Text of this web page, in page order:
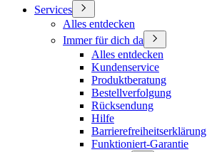
Services
Alles entdecken
Immer für dich da
Alles entdecken
Kundenservice
Produktberatung
Bestellverfolgung
Rücksendung
Hilfe
Barrierefreiheitserklärung
Funktioniert-Garantie